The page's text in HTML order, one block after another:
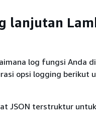
lanjutan
log fungsi Anda
opsi logging berikut
JSON terstruktur